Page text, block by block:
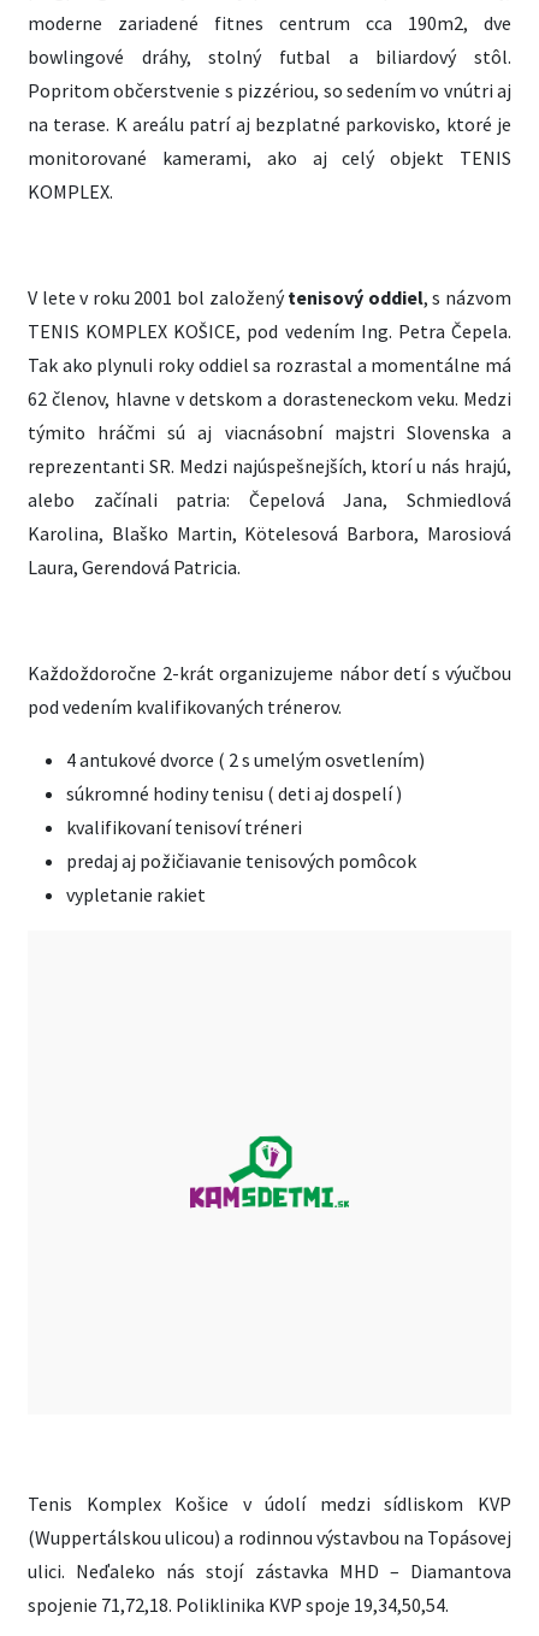
moderne zariadené fitnes centrum cca 190m2, dve
bowlingové dráhy, stolný futbal a biliardový stôl.
Popritom občerstvenie s pizzériou, so sedením vo vnútri aj
na terase. K areálu patrí aj bezplatné parkovisko, ktoré je
monitorované kamerami, ako aj celý objekt TENIS
KOMPLEX.
V lete v roku 2001 bol založenýtenisový oddiel, s názvom
TENIS KOMPLEX KOŠICE, pod vedením Ing. Petra Čepela.
Tak ako plynuli roky oddiel sa rozrastal a momentálne má
62 členov, hlavne v detskom a dorasteneckom veku. Medzi
týmito hráčmi sú aj viacnásobní majstri Slovenska a
reprezentanti SR. Medzi najúspešnejších, ktorí u nás hrajú,
alebo začínali patria: Čepelová Jana, Schmiedlová
Karolina, Blaško Martin, Kötelesová Barbora, Marosiová
Laura, Gerendová Patricia.
Každoždoročne 2-krát organizujeme nábor detí s výučbou
pod vedením kvalifikovaných trénerov.
4 antukové dvorce ( 2 s umelým osvetlením)
súkromné hodiny tenisu ( deti aj dospelí )
kvalifikovaní tenisoví tréneri
predaj aj požičiavanie tenisových pomôcok
vypletanie rakiet
Tenis Komplex Košice v údolí medzi sídliskom KVP
(Wuppertálskou ulicou) a rodinnou výstavbou na Topásovej
ulici. Neďaleko nás stojí zástavka MHD – Diamantova
spojenie 71,72,18. Poliklinika KVP spoje 19,34,50,54.